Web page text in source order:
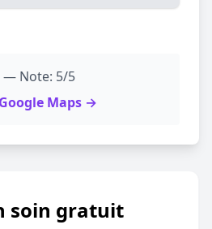
— Note: 5/5
Maps →
soin gratuit